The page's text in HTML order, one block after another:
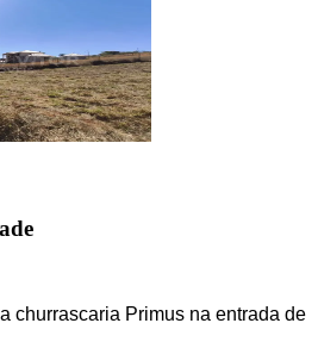
churrascaria Primus na entrada de